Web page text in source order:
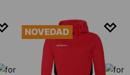
NOVEDAD